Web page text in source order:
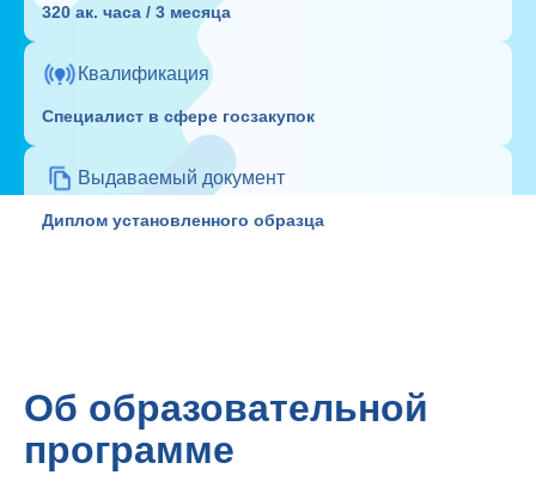
320 ак. часа / 3 месяца
Квалификация
Специалист в сфере госзакупок
Выдаваемый документ
Диплом установленного образца
Об образовательной
программе